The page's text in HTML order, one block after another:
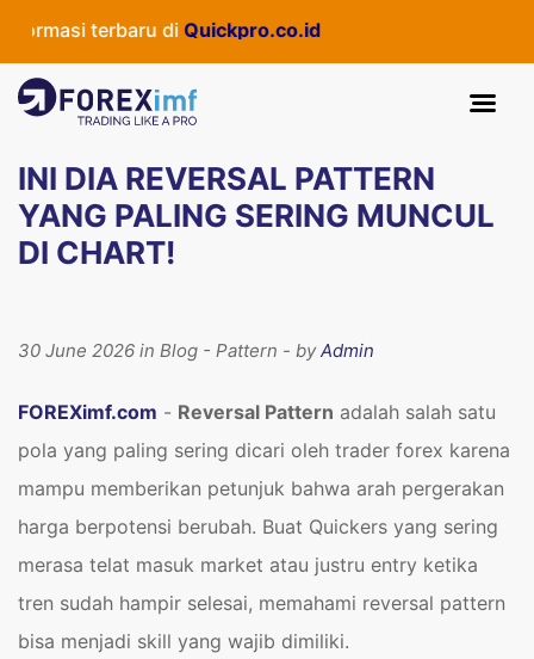
terbaru diQuickpro.co.id
INI DIA REVERSAL PATTERN
YANG PALING SERING MUNCUL
DI CHART!
30 June 2026 in Blog - Pattern - byAdmin
FOREXimf.com - Reversal Pattern adalah salah satu
pola yang paling sering dicari oleh trader forex karena
mampu memberikan petunjuk bahwa arah pergerakan
harga berpotensi berubah. Buat Quickers yang sering
merasa telat masuk market atau justru entry ketika
tren sudah hampir selesai, memahami reversal pattern
bisa menjadi skill yang wajib dimiliki.